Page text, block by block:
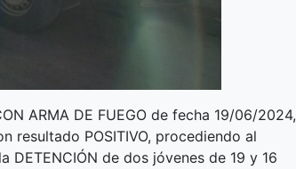
ARMA DE FUEGO de fecha 19/06/2024,
resultado POSITIVO, procediendo al
DETENCIÓN de dos jóvenes de 19 y 16